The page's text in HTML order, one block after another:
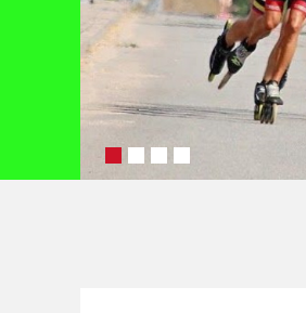
Archiwum 2020
Archiwum 2019
Fotogaleria